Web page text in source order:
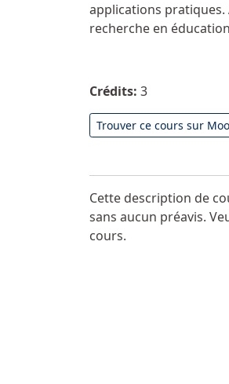
applications
recherche en
Crédits: 3
Trouver ce cours sur
Cette description de
sans aucun préavis.
cours.